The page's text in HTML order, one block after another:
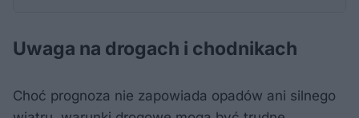
Uwaga na drogach i chodnikach
Choć prognoza nie zapowiada opadów ani silnego